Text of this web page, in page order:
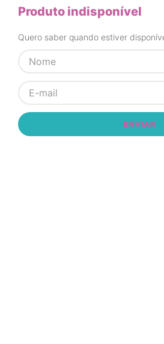
Produto indisponível
Quero saber quando estiver
ENVIAR